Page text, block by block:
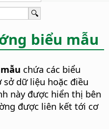
biểu mẫu
chứa các biểu
dữ liệu hoặc điều
này được hiển thị bên
được liên kết tới cơ